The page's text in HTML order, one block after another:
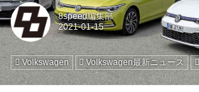
8speed編集部
Volkswagen Volkswagen最新ニュース